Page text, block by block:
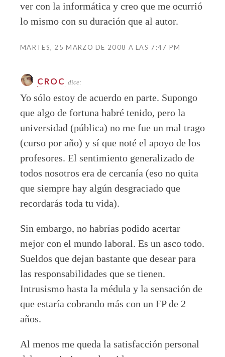
ver con la informática y creo que me ocurrió
lo mismo con su duración que al autor.
MARTES, 25 MARZO DE 2008 A LAS 7:47 PM
CROC dice:
Yo sólo estoy de acuerdo en parte. Supongo
que algo de fortuna habré tenido, pero la
universidad (pública) no me fue un mal trago
(curso por año) y sí que noté el apoyo de los
profesores. El sentimiento generalizado de
todos nosotros era de cercanía (eso no quita
que siempre hay algún desgraciado que
recordarás toda tu vida).
Sin embargo, no habrías podido acertar
mejor con el mundo laboral. Es un asco todo.
Sueldos que dejan bastante que desear para
las responsabilidades que se tienen.
Intrusismo hasta la médula y la sensación de
que estaría cobrando más con un FP de 2
años.
Al menos me queda la satisfacción personal